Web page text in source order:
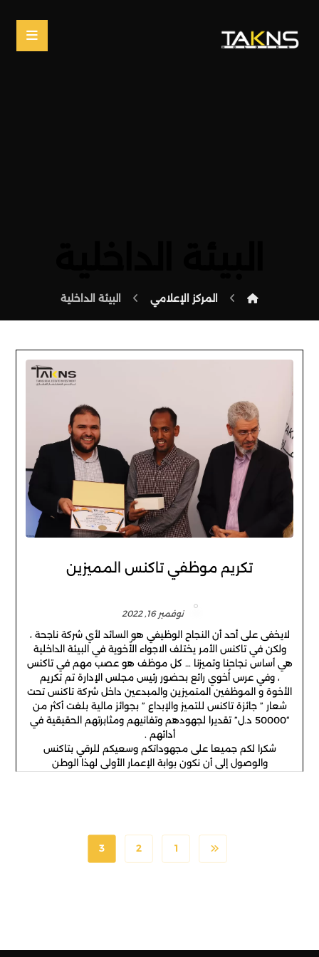
المركز الإعلامي البيئة الداخلية
تكريم موظفي تاكنس المميزين
نوفمبر 16, 2022
لايخفى على أحد أن النجاح الوظيفي هو السائد لأي شركة ناجحة ،
ولكن في تاكنس الأمر يختلف الاجواء الأٌخوية في البيئة الداخلية
هي أساس نجاحنا وتميزنا … كل موظف هو عصب مهم في تاكنس
، وفي عرس أُخوي رائع بحضور رئيس مجلس الإدارة تم تكريم
الأخوة و الموظفين المتميزين والمبدعين داخل شركة تاكنس تحت
شعار ” جائزة تاكنس للتميز والإبداع ” بجوائز مالية بلغت أكثر من
“50000 د.ل” تقديرا لجهودهم وتفانيهم ومثابرتهم الحقيقية في
أدائهم .
شكرا لكم جميعا على مجهوداتكم وسعيكم للرقي بتاكنس
والوصول إلى أن نكون بوابة الإعمار الأولى لهذا الوطن
1
2
3